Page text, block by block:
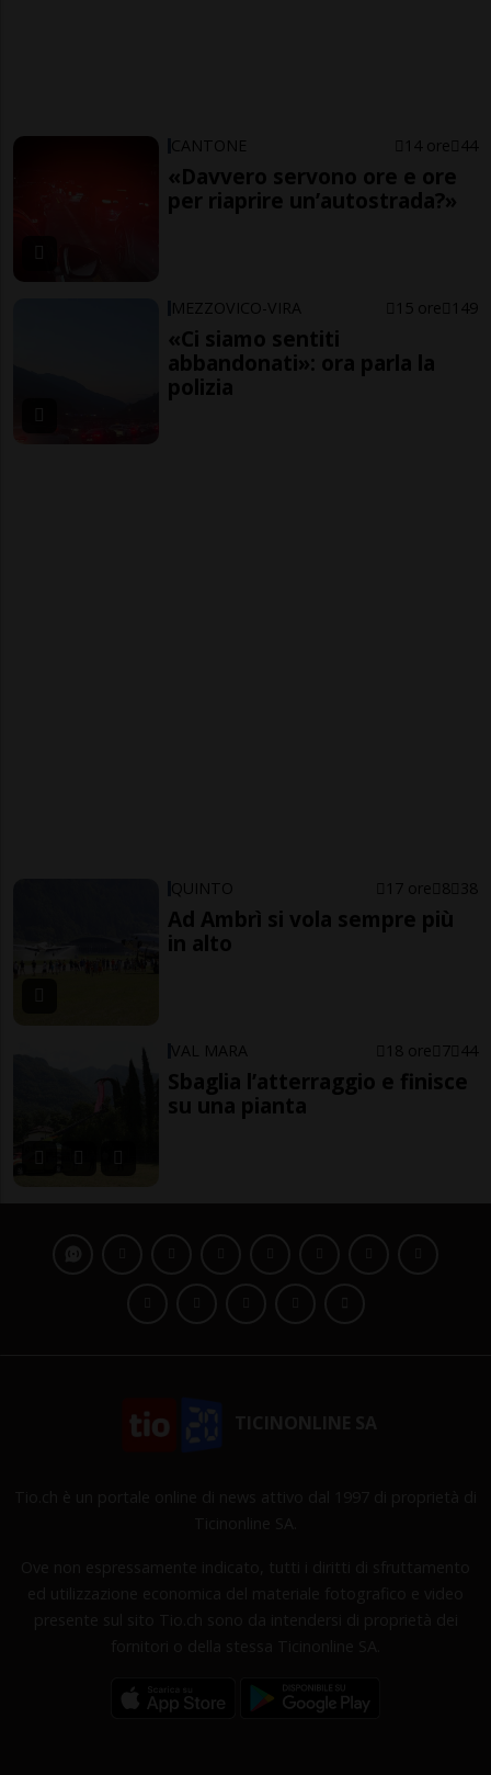
CANTONE 14 ore 44
«Davvero servono ore e ore
per riaprire un’autostrada?»
MEZZOVICO-VIRA 15 ore 149
«Ci siamo sentiti
abbandonati»: ora parla la
polizia
QUINTO 17 ore 8 38
Ad Ambrì si vola sempre più
in alto
VAL MARA 18 ore 7 44
Sbaglia l’atterraggio e finisce
su una pianta